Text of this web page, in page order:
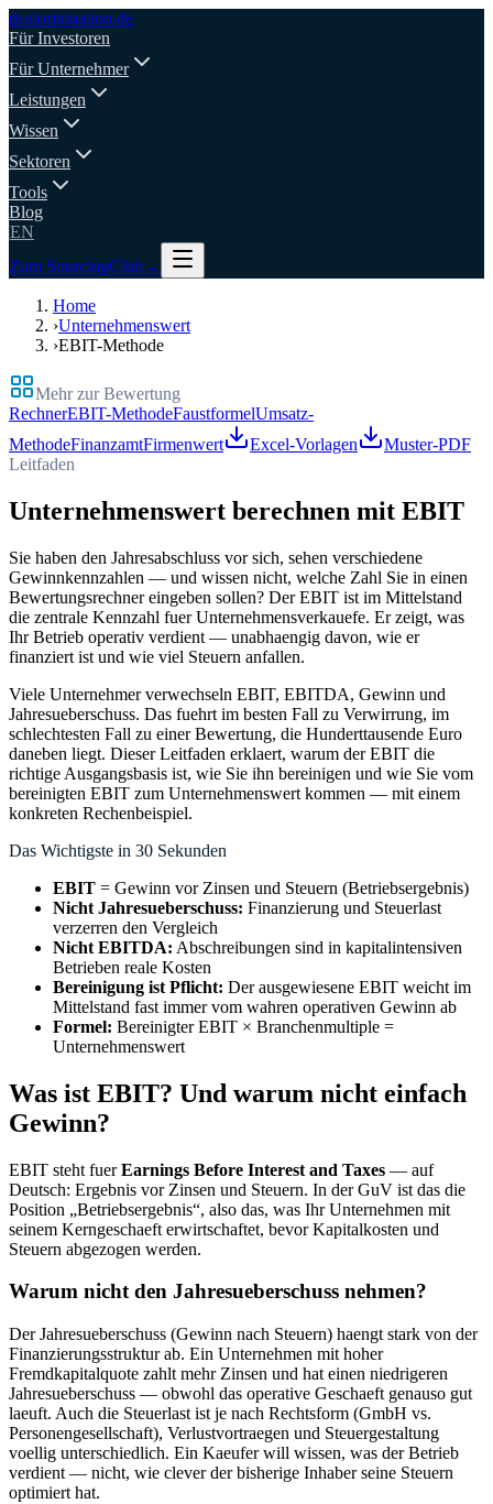
dealorigination.de
Für Investoren
Für Unternehmer
Leistungen
Wissen
Sektoren
Tools
Blog
EN
Zum SourcingClub→
Home
›Unternehmenswert
›EBIT-Methode
Mehr zur Bewertung
RechnerEBIT-MethodeFaustformelUmsatz-
MethodeFinanzamtFirmenwert Excel-Vorlagen
Muster-PDF
Leitfaden
Unternehmenswert berechnen mit EBIT
Sie haben den Jahresabschluss vor sich, sehen verschiedene
Gewinnkennzahlen — und wissen nicht, welche Zahl Sie in einen
Bewertungsrechner eingeben sollen? Der EBIT ist im Mittelstand
die zentrale Kennzahl fuer Unternehmensverkauefe. Er zeigt, was
Ihr Betrieb operativ verdient — unabhaengig davon, wie er
finanziert ist und wie viel Steuern anfallen.
Viele Unternehmer verwechseln EBIT, EBITDA, Gewinn und
Jahresueberschuss. Das fuehrt im besten Fall zu Verwirrung, im
schlechtesten Fall zu einer Bewertung, die Hunderttausende Euro
daneben liegt. Dieser Leitfaden erklaert, warum der EBIT die
richtige Ausgangsbasis ist, wie Sie ihn bereinigen und wie Sie vom
bereinigten EBIT zum Unternehmenswert kommen — mit einem
konkreten Rechenbeispiel.
Das Wichtigste in 30 Sekunden
EBIT = Gewinn vor Zinsen und Steuern (Betriebsergebnis)
Nicht Jahresueberschuss: Finanzierung und Steuerlast
verzerren den Vergleich
Nicht EBITDA: Abschreibungen sind in kapitalintensiven
Betrieben reale Kosten
Bereinigung ist Pflicht: Der ausgewiesene EBIT weicht im
Mittelstand fast immer vom wahren operativen Gewinn ab
Formel: Bereinigter EBIT × Branchenmultiple =
Unternehmenswert
Was ist EBIT? Und warum nicht einfach
Gewinn?
EBIT steht fuerEarnings Before Interest and Taxes — auf
Deutsch: Ergebnis vor Zinsen und Steuern. In der GuV ist das die
Position „Betriebsergebnis“, also das, was Ihr Unternehmen mit
seinem Kerngeschaeft erwirtschaftet, bevor Kapitalkosten und
Steuern abgezogen werden.
Warum nicht den Jahresueberschuss nehmen?
Der Jahresueberschuss (Gewinn nach Steuern) haengt stark von der
Finanzierungsstruktur ab. Ein Unternehmen mit hoher
Fremdkapitalquote zahlt mehr Zinsen und hat einen niedrigeren
Jahresueberschuss — obwohl das operative Geschaeft genauso gut
laeuft. Auch die Steuerlast ist je nach Rechtsform (GmbH vs.
Personengesellschaft), Verlustvortraegen und Steuergestaltung
voellig unterschiedlich. Ein Kaeufer will wissen, was der Betrieb
verdient — nicht, wie clever der bisherige Inhaber seine Steuern
optimiert hat.